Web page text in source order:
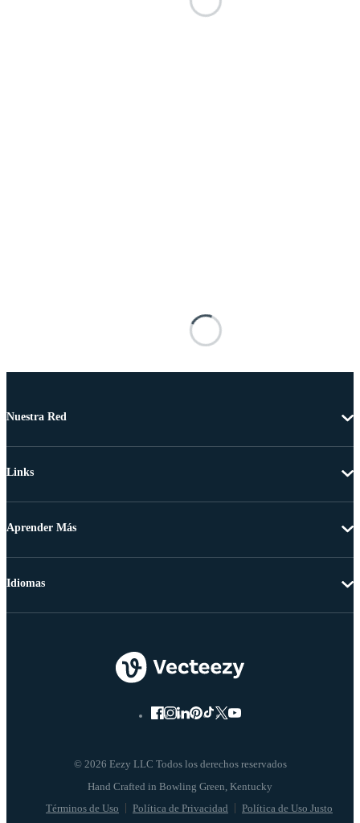
Nuestra Red
Links
Aprender Más
© 2026 Eezy LLC Todos los derechos reservados
Términos de Uso Política de Privacidad Política de Uso Justo
Idiomas